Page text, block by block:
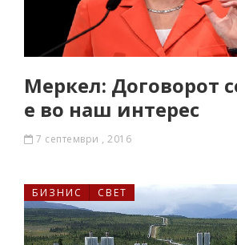
Меркел: Договорот
е во наш интерес
7 септември , 2016
БИЗНИС СВЕТ